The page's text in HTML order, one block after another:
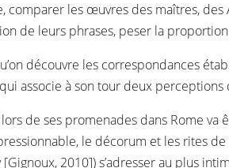
comparer les œuvres des maîtres,
de leurs phrases, peser la
découvre les correspondances
associe à son tour deux
de ses promenades dans Rome
le décorum et les rites
2010]) s’adresser au plus